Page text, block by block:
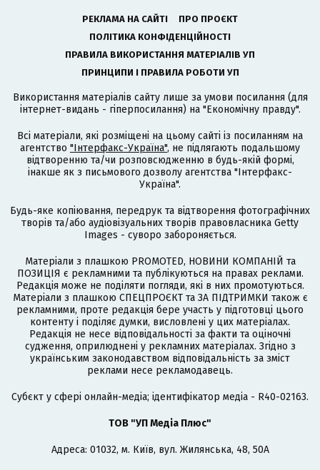
РЕКЛАМА НА САЙТІ
ПРО ПРОЄКТ
ПОЛІТИКА КОНФІДЕНЦІЙНОСТІ
ПРАВИЛА ВИКОРИСТАННЯ МАТЕРІАЛІВ УП
ПРИНЦИПИ І ПРАВИЛА РОБОТИ УП
Використання матеріалів сайту лише за умови посилання (для
інтернет-видань - гіперпосилання) на "Економічну правду".
Всі матеріали, які розміщені на цьому сайті із посиланням на
агентство "Інтерфакс-Україна", не підлягають подальшому
відтворенню та/чи розповсюдженню в будь-якій формі,
інакше як з письмового дозволу агентства "Інтерфакс-
Україна".
Будь-яке копіювання, передрук та відтворення фотографічних
творів та/або аудіовізуальних творів правовласника Getty
Images - суворо забороняється.
Матеріали з плашкою PROMOTED, НОВИНИ КОМПАНІЙ та
ПОЗИЦІЯ є рекламними та публікуються на правах реклами.
Редакція може не поділяти погляди, які в них промотуються.
Матеріали з плашкою СПЕЦПРОЄКТ та ЗА ПІДТРИМКИ також є
рекламними, проте редакція бере участь у підготовці цього
контенту і поділяє думки, висловлені у цих матеріалах.
Редакція не несе відповідальності за факти та оціночні
судження, оприлюднені у рекламних матеріалах. Згідно з
українським законодавством відповідальність за зміст
реклами несе рекламодавець.
Cубєкт у сфері онлайн-медіа; ідентифікатор медіа - R40-02163.
ТОВ "УП Медіа Плюс"
Адреса: 01032, м. Київ, вул. Жилянська, 48, 50А